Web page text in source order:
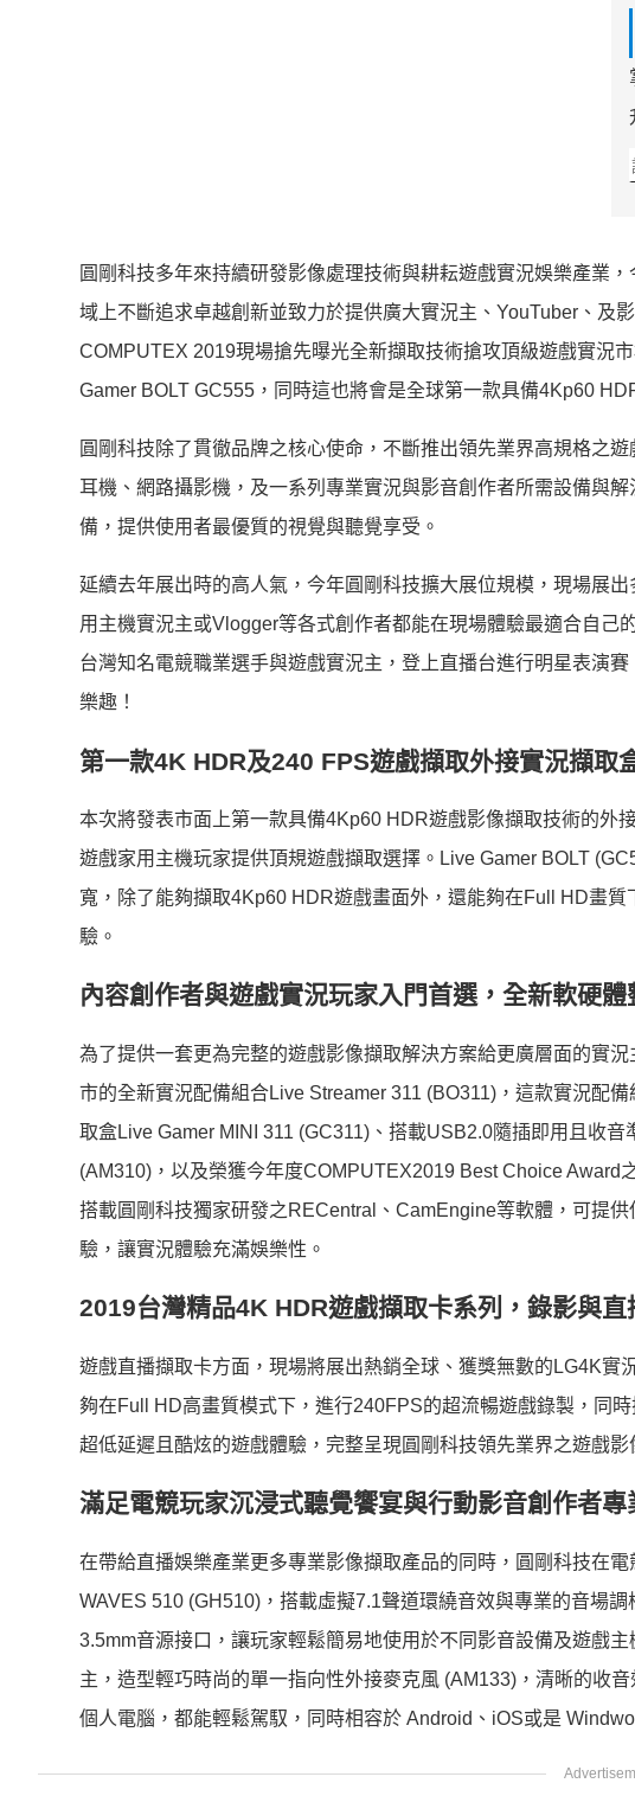
圓剛科技多年來持續研發影像處理技術與耕耘遊戲實況娛樂產業
域上不斷追求卓越創新並致力於提供廣大實況主、YouTuber、及
COMPUTEX 2019現場搶先曝光全新擷取技術搶攻頂級遊戲實況
Gamer BOLT GC555，同時這也將會是全球第一款具備4Kp60
圓剛科技除了貫徹品牌之核心使命，不斷推出領先業界高規格之
耳機、網路攝影機，及一系列專業實況與影音創作者所需設備與
備，提供使用者最優質的視覺與聽覺享受。
延續去年展出時的高人氣，今年圓剛科技擴大展位規模，現場展
用主機實況主或Vlogger等各式創作者都能在現場體驗最適合自己
台灣知名電競職業選手與遊戲實況主，登上直播台進行明星表演
樂趣！
第一款4K HDR及240 FPS遊戲擷取外接實況擷取
本次將發表市面上第一款具備4Kp60 HDR遊戲影像擷取技術的外
遊戲家用主機玩家提供頂規遊戲擷取選擇。Live Gamer BOLT
寬，除了能夠擷取4Kp60 HDR遊戲畫面外，還能夠在Full HD畫
驗。
內容創作者與遊戲實況玩家入門首選，全新軟硬體
為了提供一套更為完整的遊戲影像擷取解決方案給更廣層面的實
市的全新實況配備組合Live Streamer 311 (BO311)，這款實況配
取盒Live Gamer MINI 311 (GC311)、搭載USB2.0隨插即用且收
(AM310)，以及榮獲今年度COMPUTEX2019 Best Choice
搭載圓剛科技獨家研發之RECentral、CamEngine等軟體，可提
驗，讓實況體驗充滿娛樂性。
2019台灣精品4K HDR遊戲擷取卡系列，錄影與直
遊戲直播擷取卡方面，現場將展出熱銷全球、獲獎無數的LG4K
夠在Full HD高畫質模式下，進行240FPS的超流暢遊戲錄製，同
超低延遲且酷炫的遊戲體驗，完整呈現圓剛科技領先業界之遊戲影
滿足電競玩家沉浸式聽覺饗宴與行動影音創作者專
在帶給直播娛樂產業更多專業影像擷取產品的同時，圓剛科技在
WAVES 510 (GH510)，搭載虛擬7.1聲道環繞音效與專業的音場
3.5mm音源接口，讓玩家輕鬆簡易地使用於不同影音設備及遊戲
主，造型輕巧時尚的單一指向性外接麥克風 (AM133)，清晰的收
個人電腦，都能輕鬆駕馭，同時相容於 Android、iOS或是